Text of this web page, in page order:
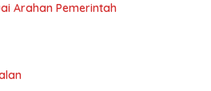
Arahan Pemerintah